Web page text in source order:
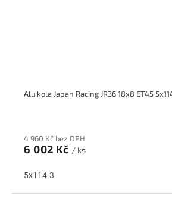
Alu kola Japan Racing JR36 18x8 ET45
4 960 Kč bez DPH
6 002 Kč / ks
5x114.3